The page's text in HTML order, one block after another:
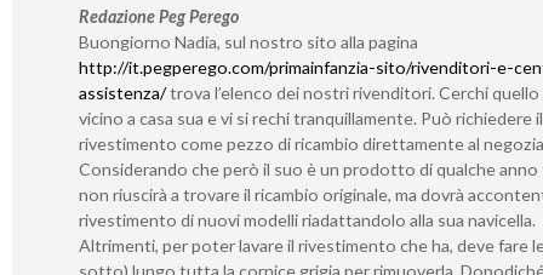
Redazione Peg Perego
Buongiorno Nadia, sul nostro sito alla pagina
http://it.pegperego.com/primainfanzia-sito/rivenditori-e-
assistenza/trova l’elenco dei nostri rivenditori. Cerchi quello
vicino a casa sua e vi si rechi tranquillamente. Può richiedere il
rivestimento come pezzo di ricambio direttamente al
Considerando che però il suo è un prodotto di qualche anno
non riuscirà a trovare il ricambio originale, ma dovrà
rivestimento di nuovi modelli riadattandolo alla sua navicella.
Altrimenti, per poter lavare il rivestimento che ha, deve fare
sotto) lungo tutta la cornice grigia per rimuoverla.